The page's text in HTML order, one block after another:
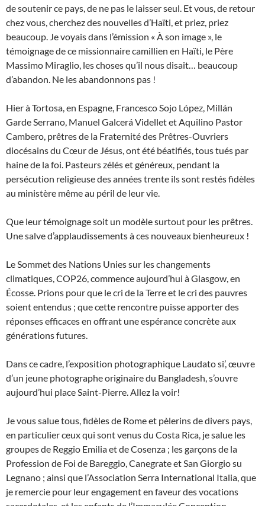
de soutenir ce pays, de ne pas le laisser seul. Et vous, de retour
chez vous, cherchez des nouvelles d’Haïti, et priez, priez
beaucoup. Je voyais dans l’émission « À son image », le
témoignage de ce missionnaire camillien en Haïti, le Père
Massimo Miraglio, les choses qu’il nous disait… beaucoup
d’abandon. Ne les abandonnons pas !
Hier à Tortosa, en Espagne, Francesco Sojo López, Millán
Garde Serrano, Manuel Galcerá Videllet et Aquilino Pastor
Cambero, prêtres de la Fraternité des Prêtres-Ouvriers
diocésains du Cœur de Jésus, ont été béatifiés, tous tués par
haine de la foi. Pasteurs zélés et généreux, pendant la
persécution religieuse des années trente ils sont restés fidèles
au ministère même au péril de leur vie.
Que leur témoignage soit un modèle surtout pour les prêtres.
Une salve d’applaudissements à ces nouveaux bienheureux !
Le Sommet des Nations Unies sur les changements
climatiques, COP26, commence aujourd’hui à Glasgow, en
Écosse. Prions pour que le cri de la Terre et le cri des pauvres
soient entendus ; que cette rencontre puisse apporter des
réponses efficaces en offrant une espérance concrète aux
générations futures.
Dans ce cadre, l’exposition photographique Laudato si’, œuvre
d’un jeune photographe originaire du Bangladesh, s’ouvre
aujourd’hui place Saint-Pierre. Allez la voir!
Je vous salue tous, fidèles de Rome et pèlerins de divers pays,
en particulier ceux qui sont venus du Costa Rica, je salue les
groupes de Reggio Emilia et de Cosenza ; les garçons de la
Profession de Foi de Bareggio, Canegrate et San Giorgio su
Legnano ; ainsi que l’Association Serra International Italia, que
je remercie pour leur engagement en faveur des vocations